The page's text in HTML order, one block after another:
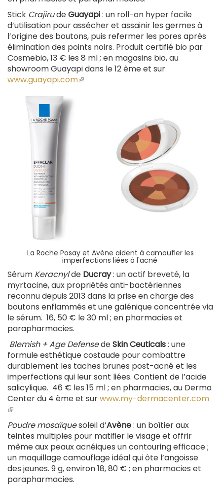
Stick CrajirudeGuayapi: un roll-on hyper facile
d’utilisation pour assécher et assainir les germes à
l’origine des boutons, puis refermer les pores après
élimination des points noirs. Produit certifié bio par
Cosmebio, 13 € les 8 ml ; en magasins bio, au
showroom Guayapi dans le 12 ème et sur
www.guayapi.com(le
La Roche Posay et Avène aident à camoufler les
imperfections liées à l'acné
Sérum Keracnylde Ducray: un actif breveté, la
myrtacine, aux propriétés anti-bactériennes
reconnu depuis 2013 dans la prise en charge des
boutons enflammés et une galénique concentrée via
le sérum. 16, 50 € le 30 ml ; en pharmacies et
parapharmacies.
Blemish + Age DefensedeSkin Ceuticals: une
formule esthétique costaude pour combattre
durablement les taches brunes post-acné et les
imperfections qui leur sont liées. Contient de l’acide
salicylique. 46 € les 15 ml ; en pharmacies, au Derma
Center du 4 ème et surwww.my-dermacenter.com
(le
lien
est
externe)
Poudre mosaïquesoleil d’Avène: un boîtier aux
teintes multiples pour matifier le visage et offrir
même aux peaux acnéiques un contouring efficace ;
un maquillage camouflage idéal qui ôte l’angoisse
des jeunes. 9 g, environ 18, 80 € ; en pharmacies et
parapharmacies.